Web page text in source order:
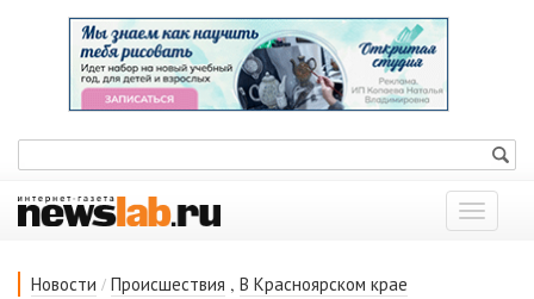
Показать
меню
Новости / Происшествия , В Красноярском крае